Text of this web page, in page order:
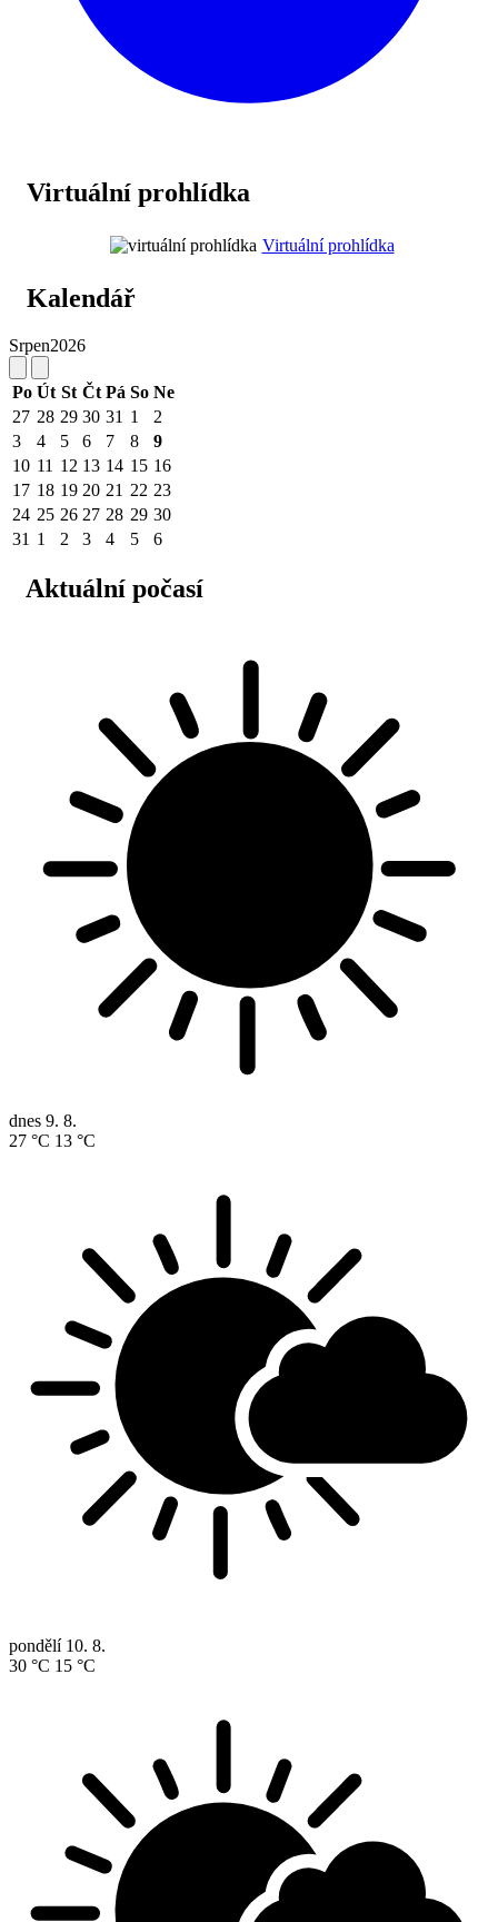
Virtuální prohlídka
Virtuální prohlídka
Kalendář
Srpen2026
Po Út St Čt Pá So Ne
27 28 29 30 31 1
2
3
4 5 6 7 8
9
10 11 12 13 14 15 16
17 18 19 20 21 22 23
24 25 26 27 28 29 30
31 1 2 3 4 5 6
Aktuální počasí
dnes 9. 8.
27 °C 13 °C
pondělí 10. 8.
30 °C 15 °C